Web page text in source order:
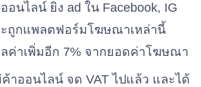
นไลน์ ยิง ad ใน Facebook, IG
ะถูกแพลตฟอร์มโฆษณาเหล่านี้
ลค่าเพิ่มอีก 7% จากยอดค่าโฆษณา
าออนไลน์ จด VAT ไปแล้ว และได้